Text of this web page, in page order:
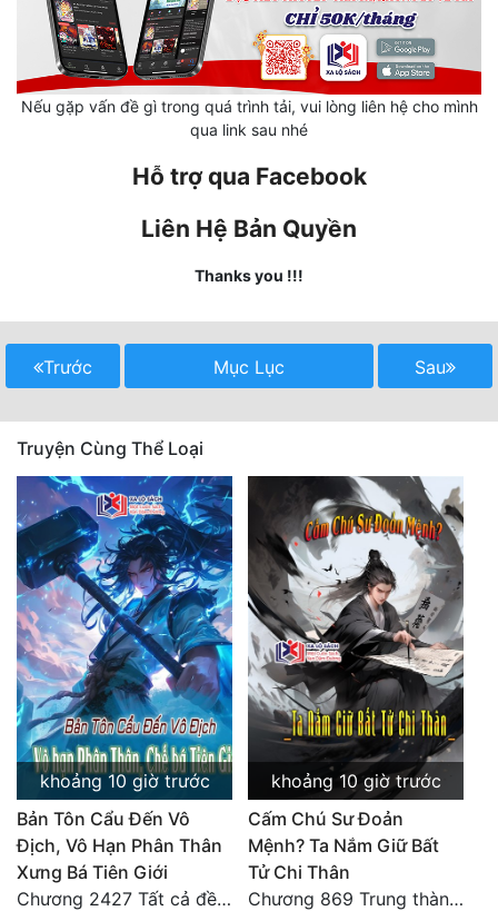
Học Đường
Khoa Huyễn
Khoa Huyễn Không Gian
Linh Dị
Làm Giàu
Mưu Mô
Mạt Thế
Mỹ Thực
Ngôn Tình
Ngược
Nữ Cường
Nữ Phụ
Phong Thủy - Tâm Linh
Phương Tây
Phản Phái
Quan Trường
Nếu gặp vấn đề gì trong quá trình tải, vui lòng liên hệ cho mình
qua link sau nhé
Hỗ trợ qua Facebook
Liên Hệ Bản Quyền
Thanks you !!!
Trước Mục Lục Sau
Truyện Cùng Thể Loại
khoảng 10 giờ trước
Bản Tôn Cẩu Đến Vô
Địch, Vô Hạn Phân Thân
Xưng Bá Tiên Giới
Chương 2427 Tất cả đều nhờ nỗ lực! Mời Đế vào Thiên!
khoảng 10 giờ trước
Cấm Chú Sư Đoản
Mệnh? Ta Nắm Giữ Bất
Tử Chi Thân
Chương 869 Trung thành tuyệt đối